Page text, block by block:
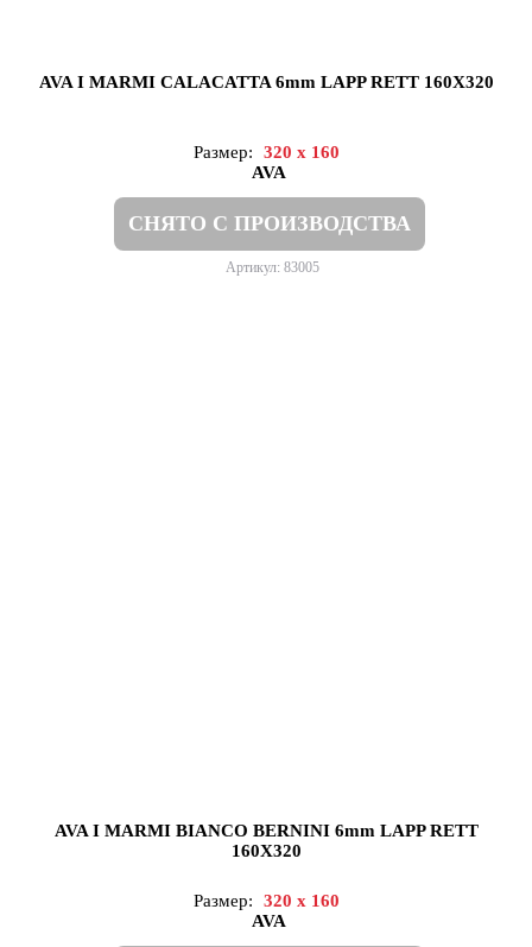
AVA I MARMI CALACATTA 6mm LAPP RETT 160X320
Размер:
320 x 160
AVA
СНЯТО С ПРОИЗВОДСТВА
Артикул: 83005
AVA I MARMI BIANCO BERNINI 6mm LAPP RETT
160X320
Размер:
320 x 160
AVA